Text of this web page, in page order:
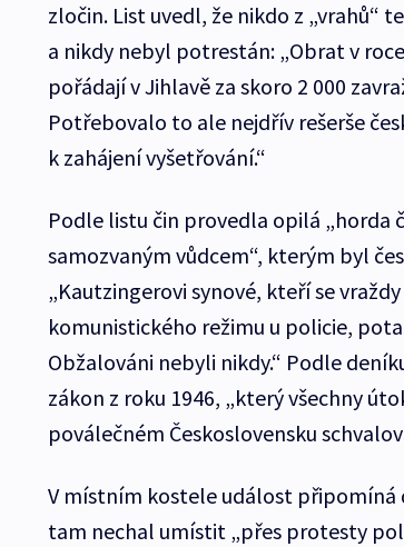
zločin. List uvedl, že nikdo z „vrahů“
a nikdy nebyl potrestán: „Obrat v
pořádají v Jihlavě za skoro 2 000
Potřebovalo to ale nejdřív rešerše
k zahájení vyšetřování.“
Podle listu čin provedla opilá „horda
samozvaným vůdcem“, kterým byl
„Kautzingerovi synové, kteří se
komunistického režimu u policie,
Obžalováni nebyli nikdy.“ Podle
zákon z roku 1946, „který všechny
poválečném Československu
V místním kostele událost
tam nechal umístit „přes protesty